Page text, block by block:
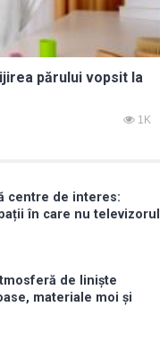
părului vopsit la
1K
centre de interes:
în care nu televizorul
de liniște
materiale moi și